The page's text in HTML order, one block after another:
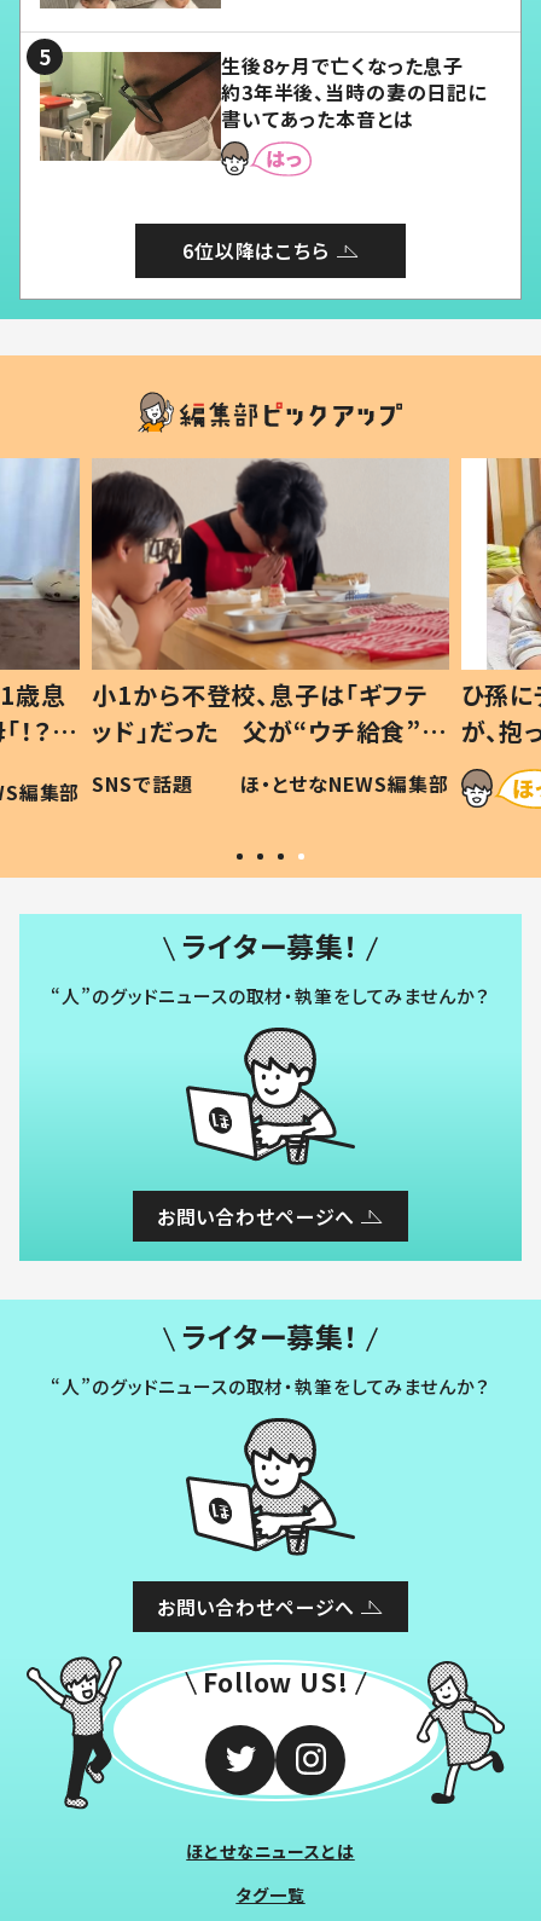
生後8ヶ月で亡くなった息子
約3年半後、当時の妻の日記に
書いてあった本音とは
6位以降はこちら
歳息
？」
編集部
小1から不登校、息子は「ギフテ
ッド」だった 父が“ウチ給食”を
作り続ける理由とは #令和の親
#令和の子
SNSで話題 ほ・とせなNEWS編集部
ひ孫
が、
「涙が
い」
ライター募集！
“人”のグッドニュースの取材・執筆をしてみませんか？
お問い合わせページへ
ライター募集！
“人”のグッドニュースの取材・執筆をしてみませんか？
お問い合わせページへ
Follow US!
ほとせなニュースとは
タグ一覧